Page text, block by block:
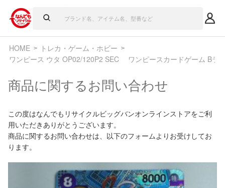
HOME
トレカ・ゲーム・ホビー
ワンピース ウタ OP02/120P2 SEC ワンピースカードゲーム Bラ
商品に関するお問い合わせ
この度はなんでもリサイクルビッグバンオンラインストアをご利
用いただきありがとうございます。
商品に関するお問い合わせは、以下のフォームよりお受けしてお
ります。